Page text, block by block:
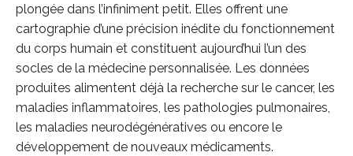
plongée dans l’infiniment petit. Elles offrent une
cartographie d’une précision inédite du fonctionnement
du corps humain et constituent aujourd’hui l’un des
socles de la médecine personnalisée. Les données
produites alimentent déjà la recherche sur le cancer, les
maladies inflammatoires, les pathologies pulmonaires,
les maladies neurodégénératives ou encore le
développement de nouveaux médicaments.